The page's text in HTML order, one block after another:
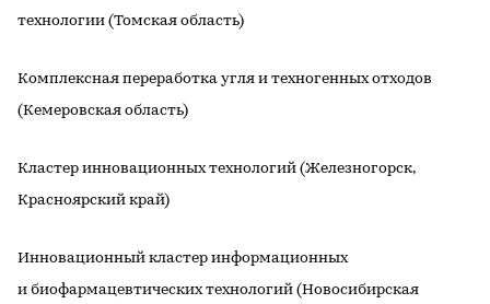
технологии (Томская область)
Комплексная переработка угля и техногенных отходов
(Кемеровская область)
Кластер инновационных технологий (Железногорск,
Красноярский край)
Инновационный кластер информационных
и биофармацевтических технологий (Новосибирская